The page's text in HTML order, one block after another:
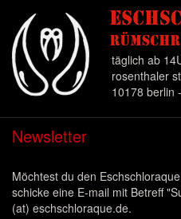
Direkt
zum
täglich ab
rosenthaler
10178 berlin
Newsletter
Möchtest du den
schicke eine E-mail mit Betreff
(at) eschschloraque.de.